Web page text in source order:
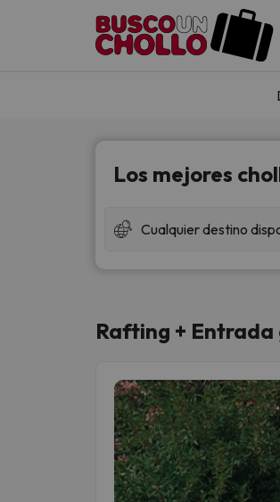
Los mejores
Cualquier destino
Rafting + Entrada